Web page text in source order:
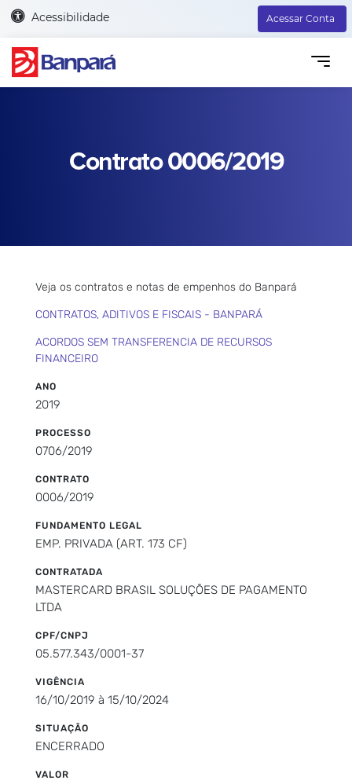
Acessibilidade Acessar Conta
Contrato 0006/2019
Veja os contratos e notas de empenhos do Banpará
CONTRATOS, ADITIVOS E FISCAIS - BANPARÁ
ACORDOS SEM TRANSFERENCIA DE RECURSOS
FINANCEIRO
ANO
2019
PROCESSO
0706/2019
CONTRATO
0006/2019
FUNDAMENTO LEGAL
EMP. PRIVADA (ART. 173 CF)
CONTRATADA
MASTERCARD BRASIL SOLUÇÕES DE PAGAMENTO
LTDA
CPF/CNPJ
05.577.343/0001-37
VIGÊNCIA
16/10/2019 à 15/10/2024
SITUAÇÃO
ENCERRADO
VALOR